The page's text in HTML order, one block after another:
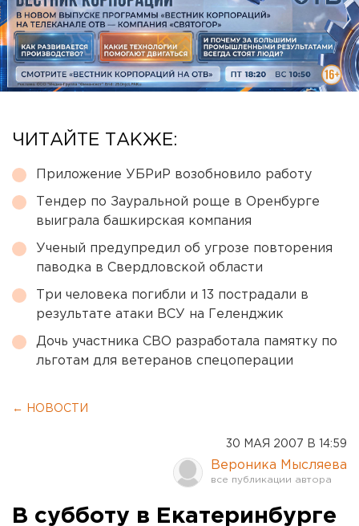
ЧИТАЙТЕ ТАКЖЕ:
Приложение УБРиР возобновило работу
Тендер по Зауральной роще в Оренбурге
выиграла башкирская компания
Ученый предупредил об угрозе повторения
паводка в Свердловской области
Три человека погибли и 13 пострадали в
результате атаки ВСУ на Геленджик
Дочь участника СВО разработала памятку по
льготам для ветеранов спецоперации
← НОВОСТИ
30 МАЯ 2007 В 14:59
Вероника Мысляева
В субботу в Екатеринбурге